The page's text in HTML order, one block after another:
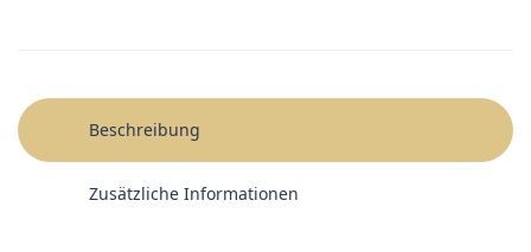
Beschreibung
Zusätzliche Informationen